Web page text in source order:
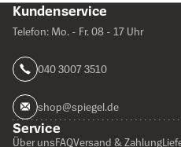
Kundenservice
Telefon: Mo. - Fr. 08 - 17 Uhr
040 3007 3510
shop@spiegel.de
Service
Über unsFAQVersand & Zahlung